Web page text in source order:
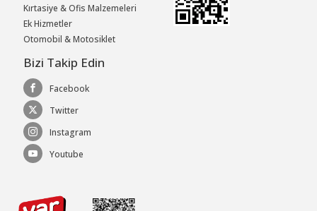
Kırtasiye & Ofis Malzemeleri
Ek Hizmetler
Otomobil & Motosiklet
Bizi Takip Edin
Facebook
Twitter
Instagram
Youtube